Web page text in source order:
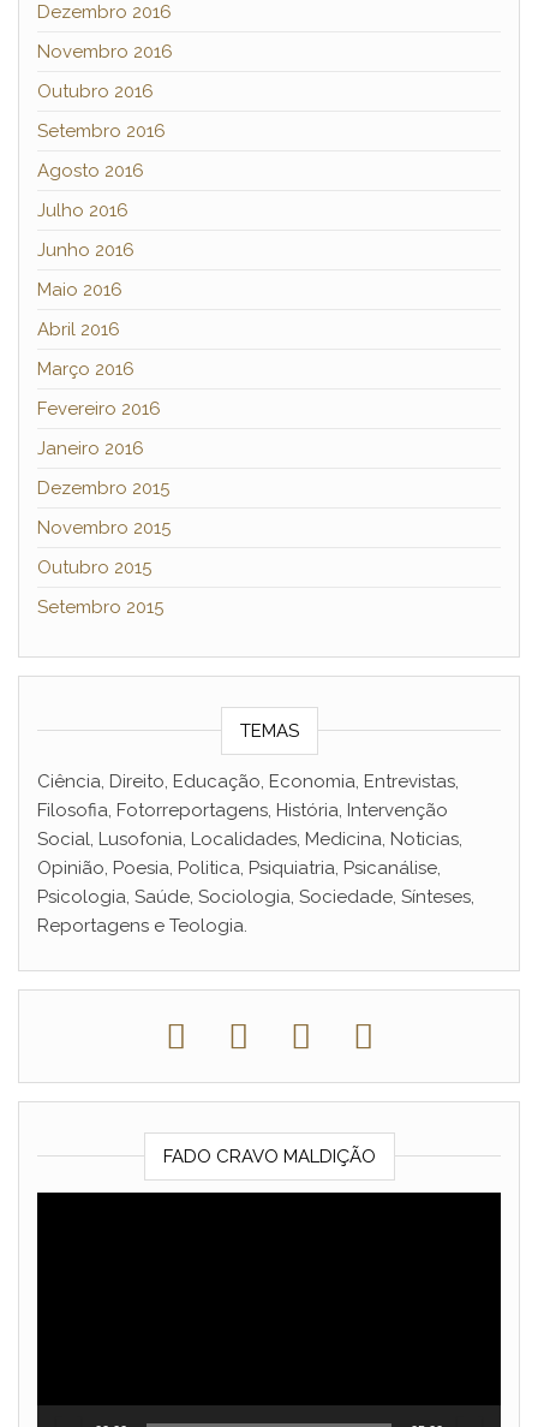
Dezembro 2016
Novembro 2016
Outubro 2016
Setembro 2016
Agosto 2016
Julho 2016
Junho 2016
Maio 2016
Abril 2016
Março 2016
Fevereiro 2016
Janeiro 2016
Dezembro 2015
Novembro 2015
Outubro 2015
Setembro 2015
TEMAS
Ciência, Direito, Educação, Economia, Entrevistas,
Filosofia, Fotorreportagens, História, Intervenção
Social, Lusofonia, Localidades, Medicina, Noticias,
Opinião, Poesia, Politica, Psiquiatria, Psicanálise,
Psicologia, Saúde, Sociologia, Sociedade, Sínteses,
Reportagens e Teologia.
FADO CRAVO MALDIÇÃO